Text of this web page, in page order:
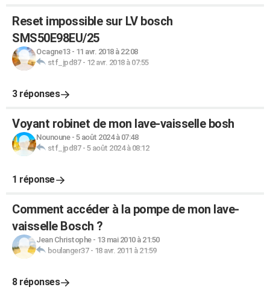
Reset impossible sur LV bosch
SMS50E98EU/25
Ocagne13- 11 avr. 2018 à 22:08
stf_jpd87- 12 avr. 2018 à 07:55
3 réponses
Voyant robinet de mon lave-vaisselle bosh
Nounoune- 5 août 2024 à 07:48
stf_jpd87- 5 août 2024 à 08:12
1 réponse
Comment accéder à la pompe de mon lave-
vaisselle Bosch ?
Jean Christophe- 13 mai 2010 à 21:50
boulanger37- 18 avr. 2011 à 21:59
8 réponses